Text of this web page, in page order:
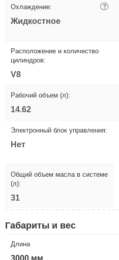
Охлаждение: ?
Жидкостное
Расположение и количество
цилиндров:
V8
Рабочий объем (л):
14.62
Электронный блок управления:
Нет
Общий объем масла в системе
(л):
31
Габариты и вес
Длина
3000 мм